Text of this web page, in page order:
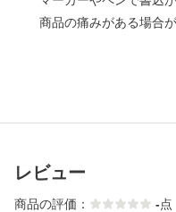
商品の痛みがある場合が
レビュー
商品の評価： -点